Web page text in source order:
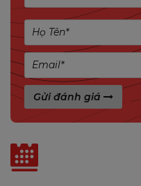
Chống chịu thời tiết
ngoài trời
Đèn cảnh báo kép đỏ
chặn xâm nhập
Hỗ trợ thẻ nhớ microSD
Tích hợp đàm thoại
và vùng phát hiện cá
TÍNH NĂNG NỔI
Gửi đánh giá